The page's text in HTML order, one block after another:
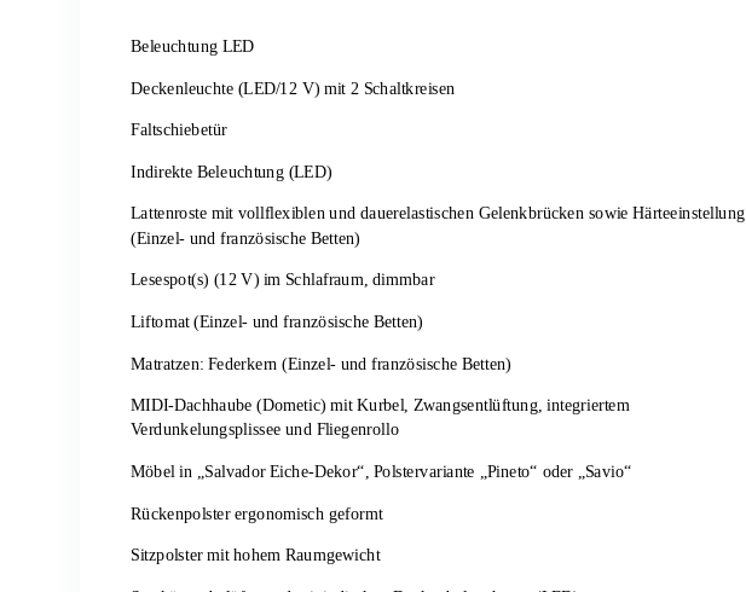
Beleuchtung LED
Deckenleuchte (LED/12 V) mit 2 Schaltkreisen
Faltschiebetür
Indirekte Beleuchtung (LED)
Lattenroste mit vollflexiblen und dauerelastischen Gelenkbrücken sowie Härteeinstellung
(Einzel- und französische Betten)
Lesespot(s) (12 V) im Schlafraum, dimmbar
Liftomat (Einzel- und französische Betten)
Matratzen: Federkern (Einzel- und französische Betten)
MIDI-Dachhaube (Dometic) mit Kurbel, Zwangsentlüftung, integriertem
Verdunkelungsplissee und Fliegenrollo
Möbel in „Salvador Eiche-Dekor“, Polstervariante „Pineto“ oder „Savio“
Rückenpolster ergonomisch geformt
Sitzpolster mit hohem Raumgewicht